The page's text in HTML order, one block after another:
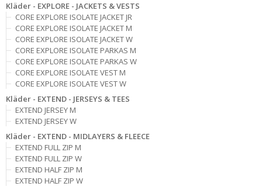
Kläder - EXPLORE - JACKETS & VESTS
CORE EXPLORE ISOLATE JACKET JR
CORE EXPLORE ISOLATE JACKET M
CORE EXPLORE ISOLATE JACKET W
CORE EXPLORE ISOLATE PARKAS M
CORE EXPLORE ISOLATE PARKAS W
CORE EXPLORE ISOLATE VEST M
CORE EXPLORE ISOLATE VEST W
Kläder - EXTEND - JERSEYS & TEES
EXTEND JERSEY M
EXTEND JERSEY W
Kläder - EXTEND - MIDLAYERS & FLEECE
EXTEND FULL ZIP M
EXTEND FULL ZIP W
EXTEND HALF ZIP M
EXTEND HALF ZIP W